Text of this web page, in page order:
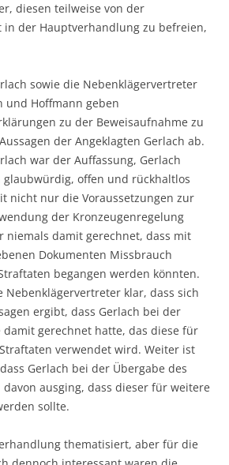
diesen teilweise von der
in der Hauptverhandlung zu befreien,
sowie die Nebenklägervertreter
und Hoffmann geben
zu der Beweisaufnahme zu
der Angeklagten Gerlach ab.
war der Auffassung, Gerlach
glaubwürdig, offen und rückhaltlos
nicht nur die Voraussetzungen zur
der Kronzeugenregelung
niemals damit gerechnet, dass mit
Dokumenten Missbrauch
begangen werden könnten.
Nebenklägervertreter klar, dass sich
ergibt, dass Gerlach bei der
damit gerechnet hatte, das diese für
verwendet wird. Weiter ist
Gerlach bei der Übergabe des
davon ausging, dass dieser für weitere
sollte.
thematisiert, aber für die